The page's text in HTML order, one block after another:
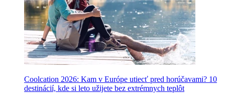
Coolcation 2026: Kam v Európe utiecť pred horúčavami? 10
destinácií, kde si leto užijete bez extrémnych teplôt